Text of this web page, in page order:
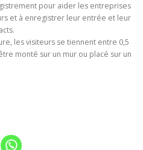
pour aider les entreprises
et à enregistrer leur entrée et leur
les visiteurs se tiennent entre 0,5
monté sur un mur ou placé sur un